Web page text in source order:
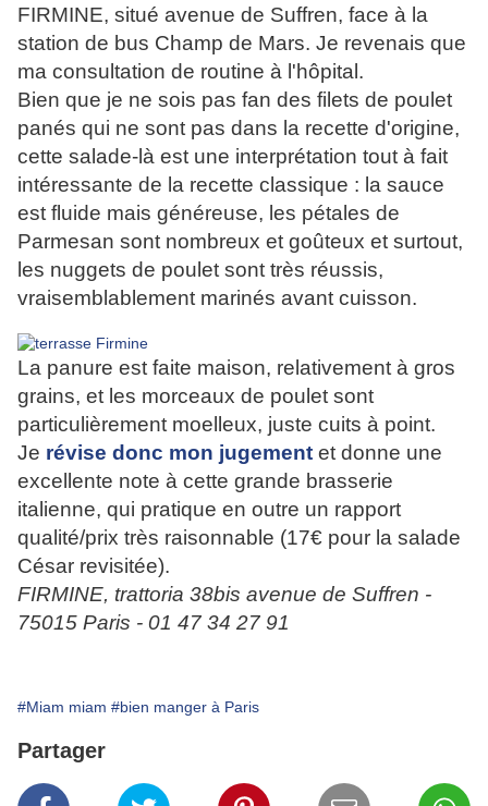
FIRMINE, situé avenue de Suffren, face à la
station de bus Champ de Mars. Je revenais que
ma consultation de routine à l'hôpital.
Bien que je ne sois pas fan des filets de poulet
panés qui ne sont pas dans la recette d'origine,
cette salade-là est une interprétation tout à fait
intéressante de la recette classique : la sauce
est fluide mais généreuse, les pétales de
Parmesan sont nombreux et goûteux et surtout,
les nuggets de poulet sont très réussis,
vraisemblablement marinés avant cuisson.
La panure est faite maison, relativement à gros
grains, et les morceaux de poulet sont
particulièrement moelleux, juste cuits à point.
Je révise donc mon jugement et donne une
excellente note à cette grande brasserie
italienne, qui pratique en outre un rapport
qualité/prix très raisonnable (17€ pour la salade
César revisitée).
FIRMINE, trattoria 38bis avenue de Suffren -
75015 Paris - 01 47 34 27 91
#Miam miam #bien manger à Paris
Partager